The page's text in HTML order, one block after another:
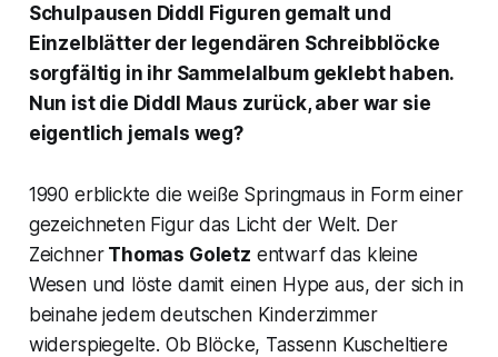
Schulpausen Diddl Figuren gemalt und
Einzelblätter der legendären Schreibblöcke
sorgfältig in ihr Sammelalbum geklebt haben.
Nun ist die Diddl Maus zurück, aber war sie
eigentlich jemals weg?
1990 erblickte die weiße Springmaus in Form einer
gezeichneten Figur das Licht der Welt. Der
ZeichnerThomas Goletz entwarf das kleine
Wesen und löste damit einen Hype aus, der sich in
beinahe jedem deutschen Kinderzimmer
widerspiegelte. Ob Blöcke, Tassenn Kuscheltiere